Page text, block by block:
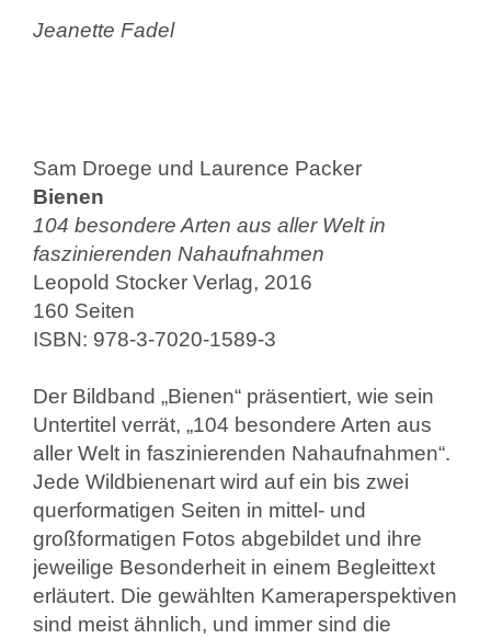
Jeanette Fadel
Sam Droege und Laurence Packer
Bienen
104 besondere Arten aus aller Welt in
faszinierenden Nahaufnahmen
Leopold Stocker Verlag, 2016
160 Seiten
ISBN: 978-3-7020-1589-3
Der Bildband „Bienen“ präsentiert, wie sein
Untertitel verrät, „104 besondere Arten aus
aller Welt in faszinierenden Nahaufnahmen“.
Jede Wildbienenart wird auf ein bis zwei
querformatigen Seiten in mittel- und
großformatigen Fotos abgebildet und ihre
jeweilige Besonderheit in einem Begleittext
erläutert. Die gewählten Kameraperspektiven
sind meist ähnlich, und immer sind die